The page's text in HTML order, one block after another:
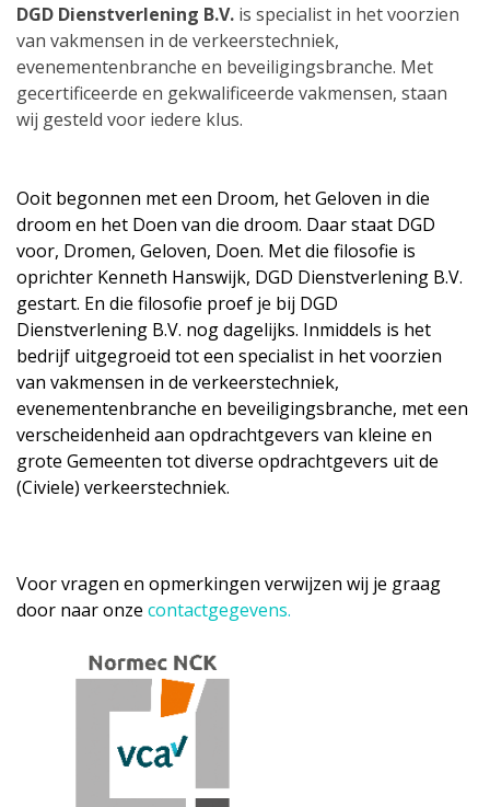
DGD Dienstverlening B.V. is specialist in het voorzien
van vakmensen in de verkeerstechniek,
evenementenbranche en beveiligingsbranche. Met
gecertificeerde en gekwalificeerde vakmensen, staan
wij gesteld voor iedere klus.
Ooit begonnen met een Droom, het Geloven in die
droom en het Doen van die droom. Daar staat DGD
voor, Dromen, Geloven, Doen. Met die filosofie is
oprichter Kenneth Hanswijk, DGD Dienstverlening B.V.
gestart. En die filosofie proef je bij DGD
Dienstverlening B.V. nog dagelijks. Inmiddels is het
bedrijf uitgegroeid tot een specialist in het voorzien
van vakmensen in de verkeerstechniek,
evenementenbranche en beveiligingsbranche, met een
verscheidenheid aan opdrachtgevers van kleine en
grote Gemeenten tot diverse opdrachtgevers uit de
(Civiele) verkeerstechniek.
Voor vragen en opmerkingen verwijzen wij je graag
door naar onze contactgegevens.